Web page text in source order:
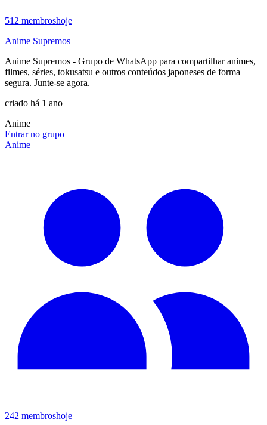
512 membroshoje
Anime Supremos
Anime Supremos - Grupo de WhatsApp para compartilhar animes,
filmes, séries, tokusatsu e outros conteúdos japoneses de forma
segura. Junte-se agora.
criado há 1 ano
Anime
Entrar no grupo
Anime
242 membroshoje